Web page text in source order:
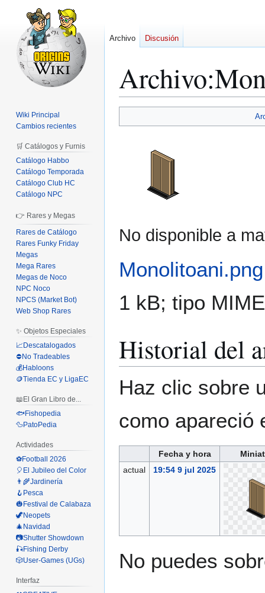
Archivo:
a
navegación
a
búsqueda
No disponible a
Monolitoani.png
1 kB; tipo
Historial del
Haz clic sobre
como apareció
Fecha y hora
actual
19:54 9 jul 2025
No puedes
Archivo Discusión
Wiki Principal
Cambios recientes
🛒 Catálogos y Furnis
Catálogo Habbo
Catálogo Temporada
Catálogo Club HC
Catálogo NPC
👉 Rares y Megas
Rares de Catálogo
Rares Funky Friday
Megas
Mega Rares
Megas de Noco
NPC Noco
NPCS (Market Bot)
Web Shop Rares
✨ Objetos Especiales
📈Descatalogados
⛔No Tradeables
💰Habloons
🪙Tienda EC y LigaEC
📖El Gran Libro de...
🐟Fishopedia
🦆PatoPedia
Actividades
⚽Football 2026
🎈El Jubileo del Color
👨‍🌾Jardinería
🪝Pesca
🎃Festival de Calabaza
🦖Neopets
🎄Navidad
📷Shutter Showdown
🎣Fishing Derby
🎲User-Games (UGs)
Interfaz